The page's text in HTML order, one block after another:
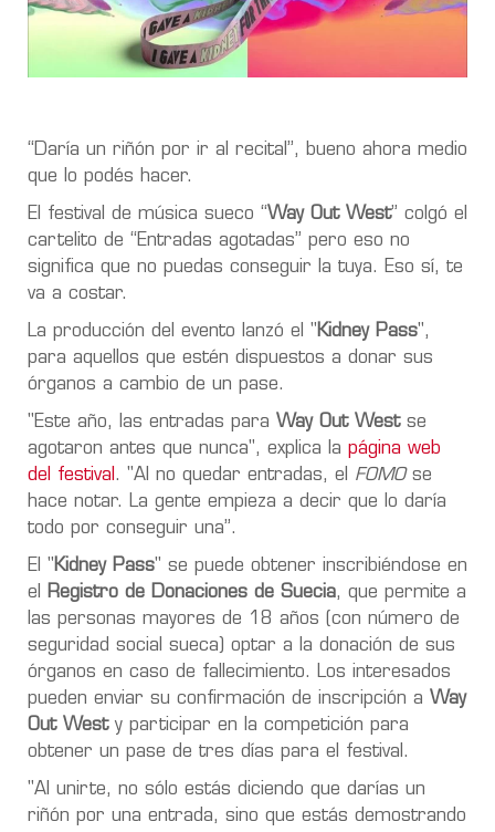
“Daría un riñón por ir al recital”, bueno ahora medio
que lo podés hacer.
El festival de música sueco “Way Out West” colgó el
cartelito de “Entradas agotadas” pero eso no
significa que no puedas conseguir la tuya. Eso sí, te
va a costar.
La producción del evento lanzó el "Kidney Pass",
para aquellos que estén dispuestos a donar sus
órganos a cambio de un pase.
"Este año, las entradas para Way Out Westse
agotaron antes que nunca", explica la página web
del festival . "Al no quedar entradas, el FOMOse
hace notar. La gente empieza a decir que lo daría
todo por conseguir una”.
El "Kidney Pass" se puede obtener inscribiéndose en
el
Registro de Donaciones de Suecia, que permite a
las personas mayores de 18 años (con número de
seguridad social sueca
optar a la donación de sus
órganos en caso de fallecimiento. Los interesados
pueden enviar su confirmación de inscripción a Way
Out Westy participar en la competición para
obtener un pase de tres días para el festival.
"Al unirte, no sólo estás diciendo que darías un
riñón por una entrada, sino que estás demostrando